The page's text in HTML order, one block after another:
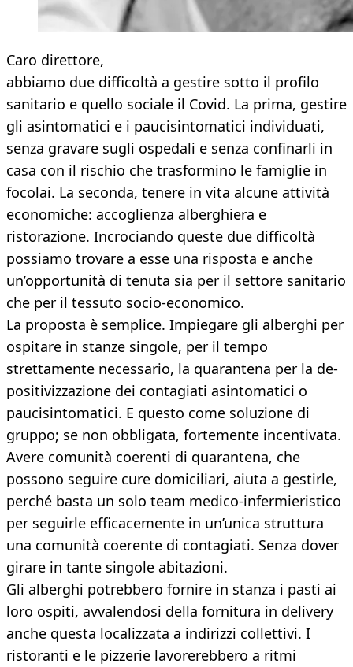
Caro direttore,
abbiamo due difficoltà a gestire sotto il profilo
sanitario e quello sociale il Covid. La prima, gestire
gli asintomatici e i paucisintomatici individuati,
senza gravare sugli ospedali e senza confinarli in
casa con il rischio che trasformino le famiglie in
focolai. La seconda, tenere in vita alcune attività
economiche: accoglienza alberghiera e
ristorazione. Incrociando queste due difficoltà
possiamo trovare a esse una risposta e anche
un’opportunità di tenuta sia per il settore sanitario
che per il tessuto socio-economico.
La proposta è semplice. Impiegare gli alberghi per
ospitare in stanze singole, per il tempo
strettamente necessario, la quarantena per la de-
positivizzazione dei contagiati asintomatici o
paucisintomatici. E questo come soluzione di
gruppo; se non obbligata, fortemente incentivata.
Avere comunità coerenti di quarantena, che
possono seguire cure domiciliari, aiuta a gestirle,
perché basta un solo team medico-infermieristico
per seguirle efficacemente in un’unica struttura
una comunità coerente di contagiati. Senza dover
girare in tante singole abitazioni.
Gli alberghi potrebbero fornire in stanza i pasti ai
loro ospiti, avvalendosi della fornitura in delivery
anche questa localizzata a indirizzi collettivi. I
ristoranti e le pizzerie lavorerebbero a ritmi